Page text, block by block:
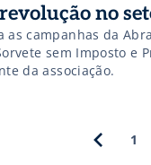
no
as campanhas da
sem Imposto e
da associação.
1